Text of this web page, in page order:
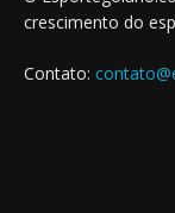
crescimento do
Contato: